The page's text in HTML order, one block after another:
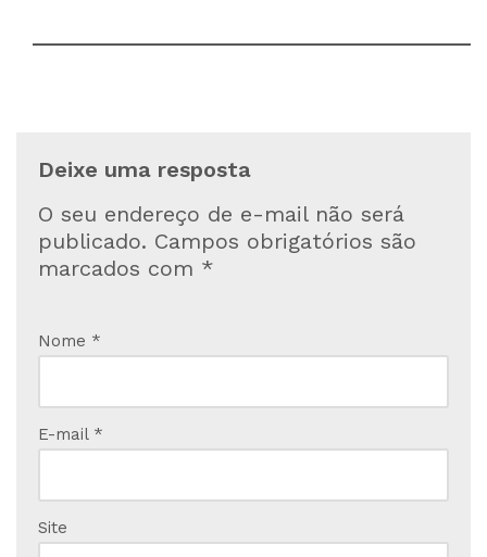
Deixe uma resposta
O seu endereço de e-mail não será
publicado. Campos obrigatórios são
marcados com *
Nome *
E-mail *
Site